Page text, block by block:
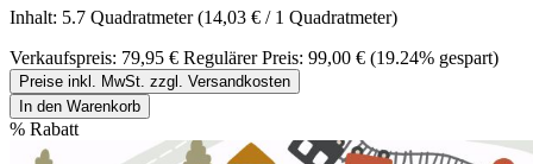
Inhalt: 5.7 Quadratmeter(14,03 € / 1 Quadratmeter)
Verkaufspreis: 79,95 € Regulärer Preis: 99,00 € (19.24% gespart)
Preise inkl. MwSt. zzgl. Versandkosten
In den Warenkorb
% Rabatt